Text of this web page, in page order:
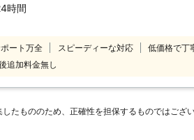
での清掃はもちろん、遺品整理や家財整
けど断られた場合でも、一度特殊清掃隊ま
や深夜でも、お客様のご都合の良い時間
除菌剤の散布、消臭・除菌などもおこない
時間
ート万全 スピーディーな対応 低価格で丁
追加料金無し
たもののため、正確性を担保するものではござい